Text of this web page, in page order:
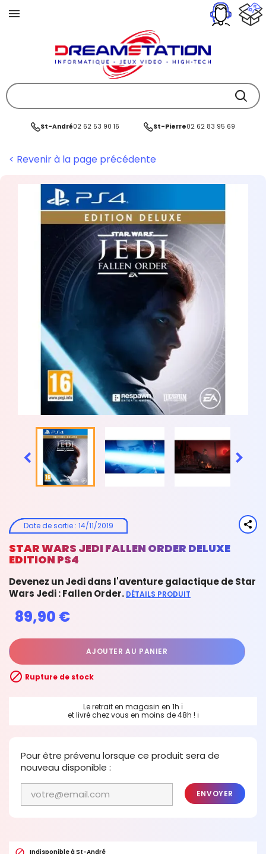
St-André02 62 53 90 16 St-Pierre02 62 83 95 69
< Revenir à la page précédente
 
Date de sortie: 14/11/2019
STAR WARS JEDI FALLEN ORDER DELUXE
EDITION PS4
Devenez un Jedi dans l'aventure galactique de Star
Wars Jedi : Fallen Order. DÉTAILS PRODUIT
89,90 €
AJOUTER AU PANIER
 Rupture de stock
Le retrait en magasin en 1h ℹ
et livré chez vous en moins de 48h ! ℹ
Pour être prévenu lorsque ce produit sera de
nouveau disponible :
ENVOYER
Indisponible à St-André